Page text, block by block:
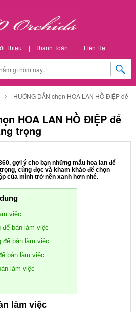
Thiệu | Thanh Toán | Liên Hệ
HƯỚNG DẪN chọn HOA LAN HỒ ĐIỆP để
HOA LAN HỒ ĐIỆP để
trọng
gợi ý cho bạn những mẫu hoa lan để
cùng đọc và kham khảo để chọn
của mình trở nên xanh hơn nhé.
việc
để bàn làm việc
để bàn làm việc
bàn làm việc
làm việc
làm việc